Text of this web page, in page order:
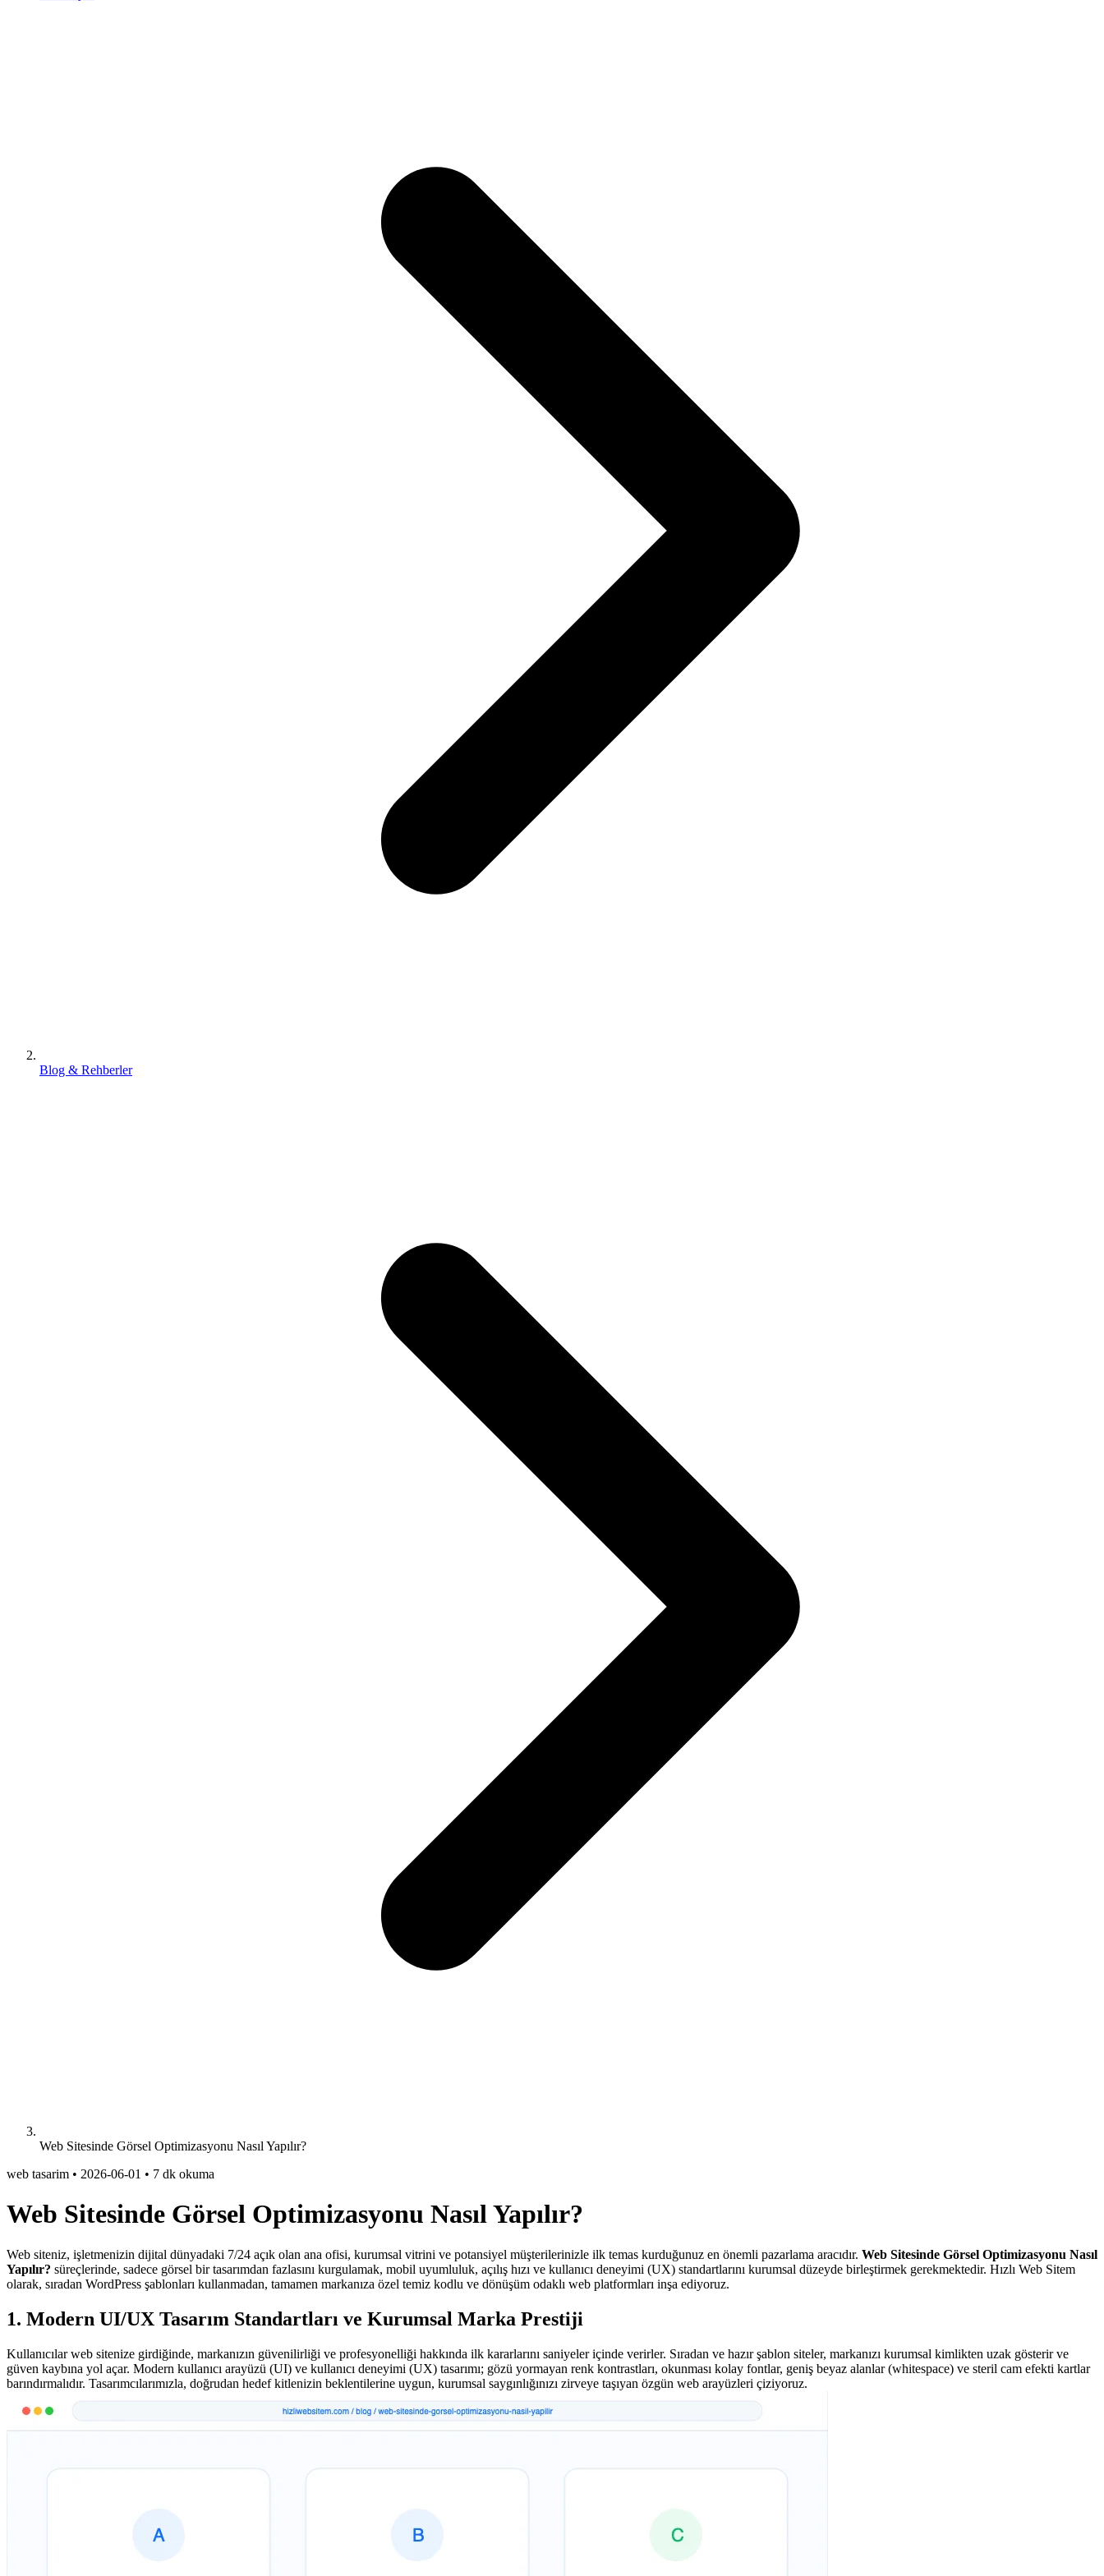
Blog & Rehberler
Web Sitesinde Görsel Optimizasyonu Nasıl Yapılır?
web tasarim • 2026-06-01 • 7 dk okuma
Web Sitesinde Görsel Optimizasyonu Nasıl Yapılır?
Web siteniz, işletmenizin dijital dünyadaki 7/24 açık olan ana ofisi, kurumsal vitrini ve potansiyel müşterilerinizle ilk temas kurduğunuz en önemli pazarlama aracıdır. Web Sitesinde Görsel Optimizasyonu Nasıl
Yapılır? süreçlerinde, sadece görsel bir tasarımdan fazlasını kurgulamak, mobil uyumluluk, açılış hızı ve kullanıcı deneyimi (UX) standartlarını kurumsal düzeyde birleştirmek gerekmektedir. Hızlı Web Sitem
olarak, sıradan WordPress şablonları kullanmadan, tamamen markanıza özel temiz kodlu ve dönüşüm odaklı web platformları inşa ediyoruz.
1. Modern UI/UX Tasarım Standartları ve Kurumsal Marka Prestiji
Kullanıcılar web sitenize girdiğinde, markanızın güvenilirliği ve profesyonelliği hakkında ilk kararlarını saniyeler içinde verirler. Sıradan ve hazır şablon siteler, markanızı kurumsal kimlikten uzak gösterir ve
güven kaybına yol açar. Modern kullanıcı arayüzü (UI) ve kullanıcı deneyimi (UX) tasarımı; gözü yormayan renk kontrastları, okunması kolay fontlar, geniş beyaz alanlar (whitespace) ve steril cam efekti kartlar
barındırmalıdır. Tasarımcılarımızla, doğrudan hedef kitlenizin beklentilerine uygun, kurumsal saygınlığınızı zirveye taşıyan özgün web arayüzleri çiziyoruz.